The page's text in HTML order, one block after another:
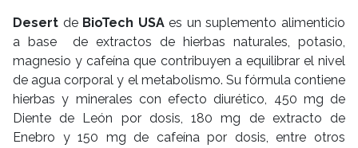
Desert de BioTech USAes un suplemento alimenticio
a base de extractos de hierbas naturales, potasio,
magnesio y cafeína que contribuyen a equilibrar el nivel
de agua corporal y el metabolismo. Su fórmula contiene
hierbas y minerales con efecto diurético, 450 mg de
Diente de León por dosis, 180 mg de extracto de
Enebro y 150 mg de cafeína por dosis, entre otros